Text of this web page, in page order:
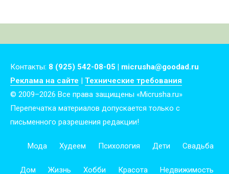
Контакты: 8 (925) 542-08-05 | micrusha@goodad.ru
Реклама на сайте | Технические требования
© 2009–2026 Все права защищены «Micrusha.ru»
Перепечатка материалов допускается только с
письменного разрешения редакции!
Мода Худеем Психология Дети Свадьба
Дом Жизнь Хобби Красота Недвижимость